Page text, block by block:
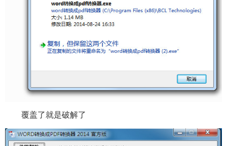
覆盖了就是破解了